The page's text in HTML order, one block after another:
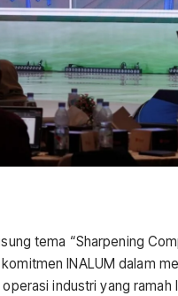
tema “Sharpening
INALUM dalam
industri yang ramah